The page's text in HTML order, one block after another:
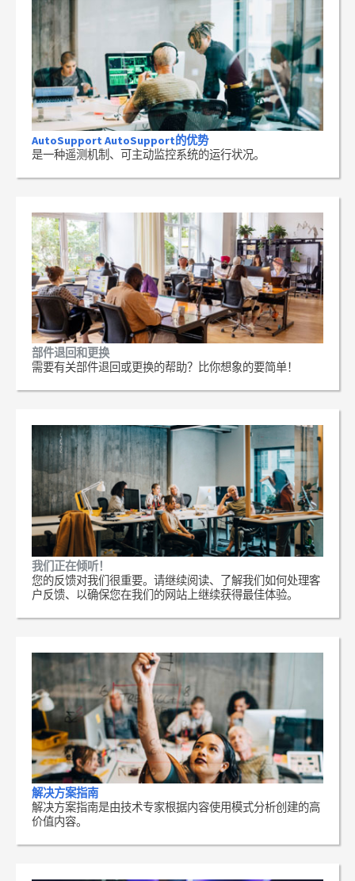
AutoSupport AutoSupport的优势
是一种遥测机制、可主动监控系统的运行状况。
部件退回和更换
需要有关部件退回或更换的帮助？比你想象的要简单！
我们正在倾听！
您的反馈对我们很重要。请继续阅读、了解我们如何处理客
户反馈、以确保您在我们的网站上继续获得最佳体验。
解决方案指南
解决方案指南是由技术专家根据内容使用模式分析创建的高
价值内容。